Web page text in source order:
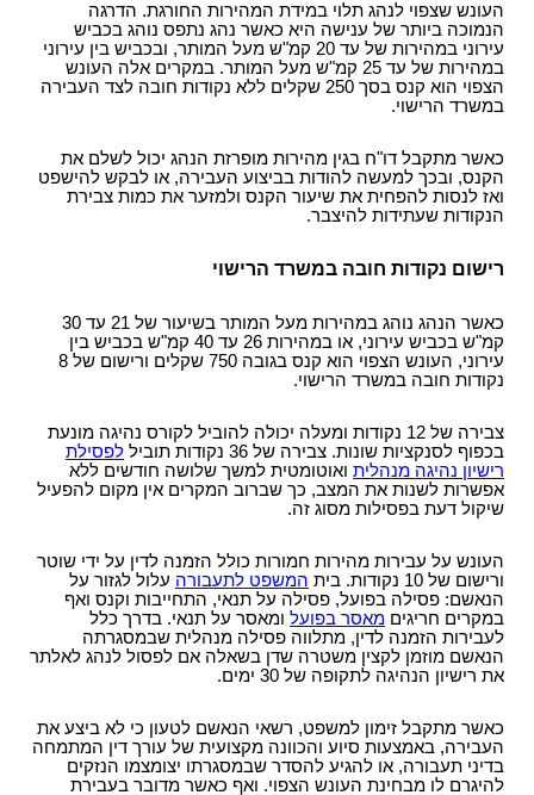
העונש שצפוי לנהג תלוי במידת המהירות החורגת. הדרגה
הנמוכה ביותר של ענישה היא כאשר נהג נתפס נוהג בכביש
עירוני במהירות של עד 20 קמ"ש מעל המותר, ובכביש בין עירוני
במהירות של עד 25 קמ"ש מעל המותר. במקרים אלה העונש
הצפוי הוא קנס בסך 250 שקלים ללא נקודות חובה לצד העבירה
במשרד הרישוי.
כאשר מתקבל דו"ח בגין מהירות מופרזת הנהג יכול לשלם את
הקנס, ובכך למעשה להודות בביצוע העבירה, או לבקש להישפט
ואז לנסות להפחית את שיעור הקנס ולמזער את כמות צבירת
הנקודות שעתידות להיצבר.
רישום נקודות חובה במשרד הרישוי
כאשר הנהג נוהג במהירות מעל המותר בשיעור של 21 עד 30
קמ"ש בכביש עירוני, או במהירות 26 עד 40 קמ"ש בכביש בין
עירוני, העונש הצפוי הוא קנס בגובה 750 שקלים ורישום של 8
נקודות חובה במשרד הרישוי.
צבירה של 12 נקודות ומעלה יכולה להוביל לקורס נהיגה מונעת
בכפוף לסנקציות שונות. צבירה של 36 נקודות תוביל
לפסילת
רישיון נהיגה מנהלית ואוטומטית למשך שלושה חודשים ללא
אפשרות לשנות את המצב, כך שברוב המקרים אין מקום להפעיל
שיקול דעת בפסילות מסוג זה.
העונש על עבירות מהירות חמורות כולל הזמנה לדין על ידי שוטר
ורישום של 10 נקודות. בית
המשפט לתעבורה עלול לגזור על
הנאשם: פסילה בפועל, פסילה על תנאי, התחייבות וקנס ואף
במקרים חריגים מאסר בפועל ומאסר על תנאי. בדרך כלל
לעבירות הזמנה לדין, מתלווה פסילה מנהלית שבמסגרתה
הנאשם מוזמן לקצין משטרה שדן בשאלה אם לפסול לנהג לאלתר
את רישיון הנהיגה לתקופה של 30 ימים.
כאשר מתקבל זימון למשפט, רשאי הנאשם לטעון כי לא ביצע את
העבירה, באמצעות סיוע והכוונה מקצועית של עורך דין המתמחה
בדיני תעבורה, או להגיע להסדר שבמסגרתו יצומצמו הנזקים
להיגרם לו מבחינת העונש הצפוי. ואף כאשר מדובר בעבירת